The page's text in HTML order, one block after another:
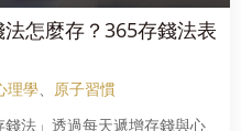
法怎麼存？365存錢法表
理學、 原子習慣
法」透過每天遞增存錢與心